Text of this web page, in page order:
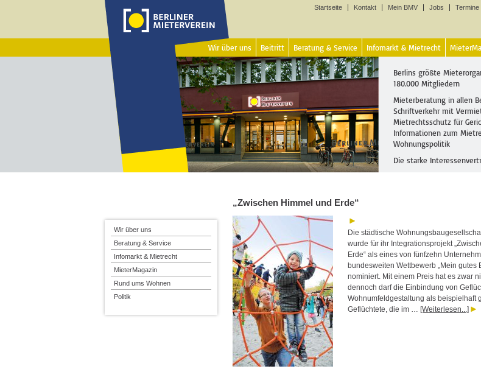
Startseite Kontakt Mein BMV Jobs Termine
Wir über uns Beitritt Beratung & Service Infomarkt & Mietrecht
Berlins größte
180.000 Mitgliedern
Mieterberatung in allen
Schriftverkehr mit
Mietrechtsschutz für
Informationen zum
Wohnungspolitik
Die starke
„Zwischen Himmel und Erde“
Die städtische
wurde für ihr Integrationsprojekt
Erde“ als eines von fünfzehn
bundesweiten Wettbewerb „Mein gutes
nominiert. Mit einem Preis hat es zwar
dennoch darf die Einbindung von
Wohnumfeldgestaltung als beispielhaft
Geflüchtete, die im … [Weiterlesen...]
Wir über uns
Beratung & Service
Infomarkt & Mietrecht
MieterMagazin
Rund ums Wohnen
Politik